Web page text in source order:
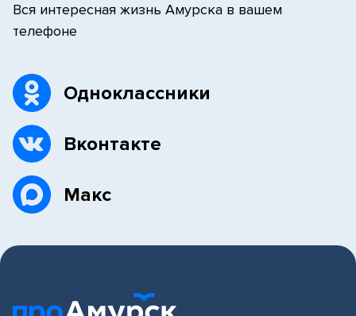
Вся интересная жизнь Амурска в вашем
телефоне
Одноклассники
Вконтакте
Макс